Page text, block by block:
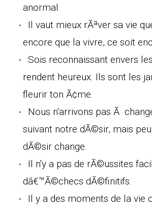
anormal.
Il vaut mieux rÃªver sa vie
encore que la vivre, ce soit
Sois reconnaissant envers
rendent heureux. Ils sont les
fleurir ton Ã¢me.
Nous n'arrivons pas Ã
suivant notre dÃ©sir, mais
dÃ©sir change.
Il n'y a pas de rÃ©ussites
dâ€™Ã©checs dÃ©finitifs.
Il y a des moments de la vie